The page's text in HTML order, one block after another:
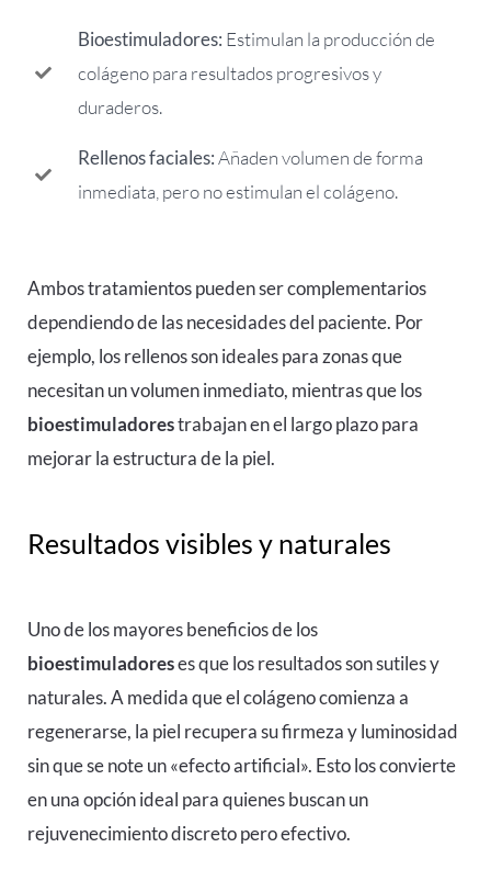
Bioestimuladores: Estimulan la producción de
colágeno para resultados progresivos y
duraderos.
Rellenos faciales:Añaden volumen de forma
inmediata, pero no estimulan el colágeno.
Ambos tratamientos pueden ser complementarios
dependiendo de las necesidades del paciente. Por
ejemplo, los rellenos son ideales para zonas que
necesitan un volumen inmediato, mientras que los
bioestimuladorestrabajan en el largo plazo para
mejorar la estructura de la piel.
Resultados visibles y naturales
Uno de los mayores beneficios de los
bioestimuladoreses que los resultados son sutiles y
naturales. A medida que el colágeno comienza a
regenerarse, la piel recupera su firmeza y luminosidad
sin que se note un «efecto artificial». Esto los convierte
en una opción ideal para quienes buscan un
rejuvenecimiento discreto pero efectivo.